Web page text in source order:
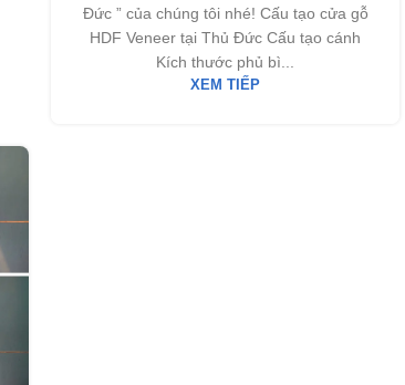
Đức ” của chúng tôi nhé! Cấu tạo cửa gỗ
HDF Veneer tại Thủ Đức Cấu tạo cánh
Kích thước phủ bì...
XEM TIẾP